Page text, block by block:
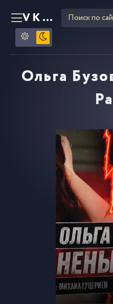
VKLIPE RU
Ольга